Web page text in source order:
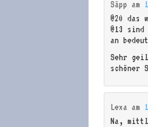
Säpp am
@20
@13
an
Sehr
schöner
Lexa am
Na,